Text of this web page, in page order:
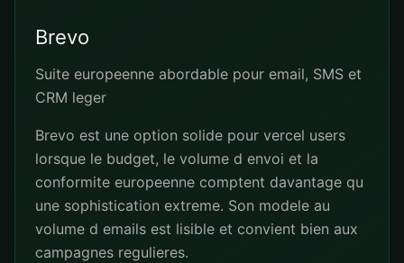
Brevo
Suite europeenne abordable pour email, SMS et
CRM leger
Brevo est une option solide pour vercel users
lorsque le budget, le volume d envoi et la
conformite europeenne comptent davantage qu
une sophistication extreme. Son modele au
volume d emails est lisible et convient bien aux
campagnes regulieres.